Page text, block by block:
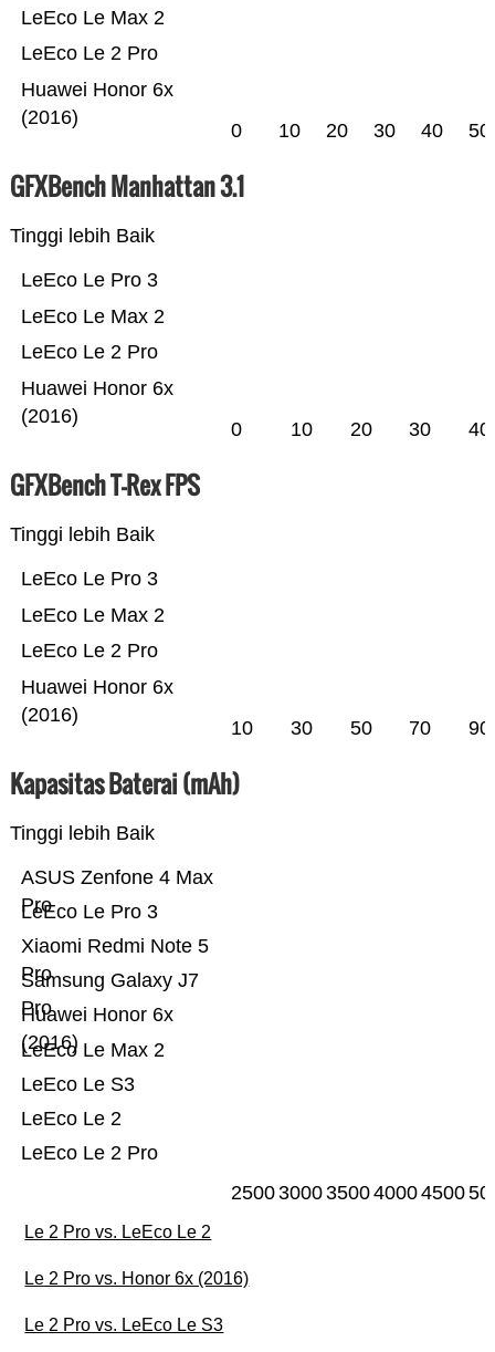
Huawei Honor 6x
(2016)
LeEco Le 2 Pro
LeEco Le Max 2
0 10 20 30 40 50
GFXBench Manhattan 3.1
Tinggi lebih Baik
Huawei Honor 6x
(2016)
LeEco Le 2 Pro
LeEco Le Max 2
LeEco Le Pro 3
0 10 20 30 40
GFXBench T-Rex FPS
Tinggi lebih Baik
Huawei Honor 6x
(2016)
LeEco Le 2 Pro
LeEco Le Max 2
LeEco Le Pro 3
10 30 50 70 90
Kapasitas Baterai (mAh)
Tinggi lebih Baik
LeEco Le 2 Pro
LeEco Le 2
LeEco Le S3
LeEco Le Max 2
Huawei Honor 6x
(2016)
Samsung Galaxy J7
Pro
Xiaomi Redmi Note 5
Pro
LeEco Le Pro 3
ASUS Zenfone 4 Max
Pro
25003000350040004500
Le 2 Pro vs. LeEco Le 2
Le 2 Pro vs. Honor 6x (2016)
Le 2 Pro vs. LeEco Le S3